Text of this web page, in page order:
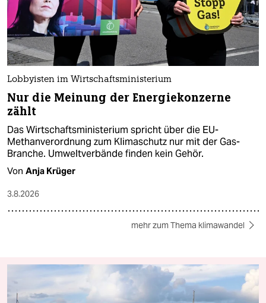
Lobbyisten im Wirtschaftsministerium
Nur die Meinung der Energiekonzerne
zählt
Das Wirtschaftsministerium spricht über die EU-
Methanverordnung zum Klimaschutz nur mit der Gas-
Branche. Umweltverbände finden kein Gehör.
Von Anja Krüger
3.8.2026
mehr zum Thema klimawandel